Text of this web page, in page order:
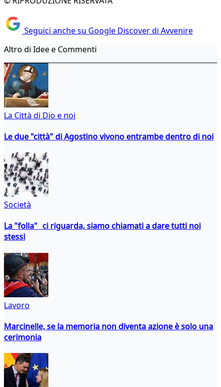
Seguici anche su Google Discover di Avvenire
Altro di Idee e Commenti
La Città di Dio e noi
Le due "città" di Agostino vivono entrambe dentro di noi
Società
La "folla" ci riguarda, siamo chiamati a dare tutti noi
stessi
Lavoro
Marcinelle, se la memoria non diventa azione è solo una
cerimonia